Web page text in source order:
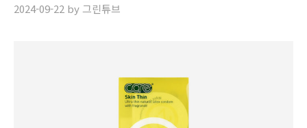
2024-09-22 by그린튜브